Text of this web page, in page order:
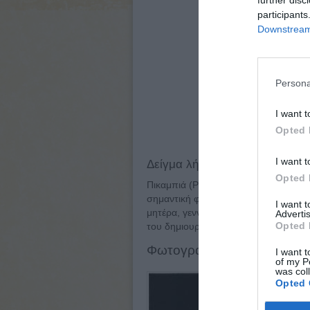
I want
Opted
I want
Opted
I want
Opted
I want
of my
was
Opted
Δείγμα λήμματος:
Πικαμπιά (Picabia), Φρανσίς (1879 -
σημαντική φυσιογνωμία του
μητέρα, γεννήθηκε στο Παρίσι και
του δημιουργοί, στο εργαστήριο
Φωτογραφίες